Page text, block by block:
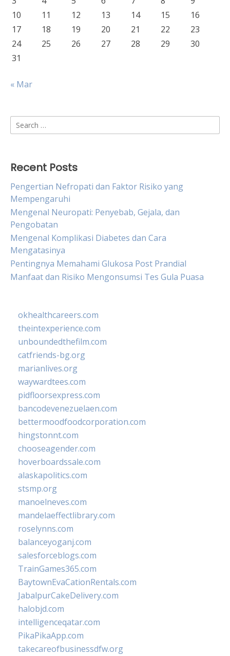
10
11 12 13 14 15
16
17
18 19 20 21 22
23
24
25 26 27 28 29
30
31
« Mar
Search
for:
Recent Posts
Pengertian Nefropati dan Faktor Risiko yang
Mempengaruhi
Mengenal Neuropati: Penyebab, Gejala, dan
Pengobatan
Mengenal Komplikasi Diabetes dan Cara
Mengatasinya
Pentingnya Memahami Glukosa Post Prandial
Manfaat dan Risiko Mengonsumsi Tes Gula Puasa
okhealthcareers.com
theintexperience.com
unboundedthefilm.com
catfriends-bg.org
marianlives.org
waywardtees.com
pidfloorsexpress.com
bancodevenezuelaen.com
bettermoodfoodcorporation.com
hingstonnt.com
chooseagender.com
hoverboardssale.com
alaskapolitics.com
stsmp.org
manoelneves.com
mandelaeffectlibrary.com
roselynns.com
balanceyoganj.com
salesforceblogs.com
TrainGames365.com
BaytownEvaCationRentals.com
JabalpurCakeDelivery.com
halobjd.com
intelligenceqatar.com
PikaPikaApp.com
takecareofbusinessdfw.org